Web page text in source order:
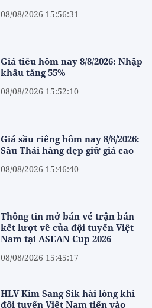
08/08/2026 15:56:31
Giá tiêu hôm nay 8/8/2026: Nhập
khẩu tăng 55%
08/08/2026 15:52:10
Giá sầu riêng hôm nay 8/8/2026:
Sầu Thái hàng đẹp giữ giá cao
08/08/2026 15:46:40
Thông tin mở bán vé trận bán
kết lượt về của đội tuyển Việt
Nam tại ASEAN Cup 2026
08/08/2026 15:45:17
HLV Kim Sang Sik hài lòng khi
đội tuyển Việt Nam tiến vào